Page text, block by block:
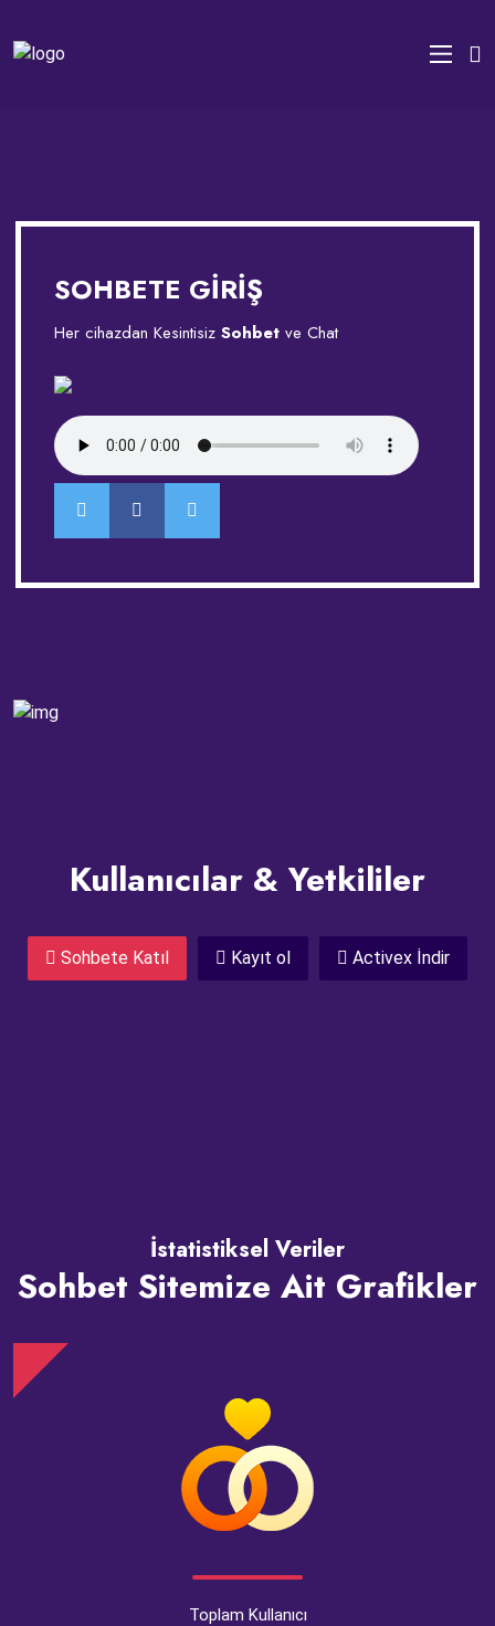
SOHBETE GİRİŞ
Her cihazdan Kesintisiz Sohbet ve Chat
Kullanıcılar & Yetkililer
Sohbete Katıl Kayıt ol Activex İndir
İstatistiksel Veriler
Sohbet Sitemize Ait Grafikler
Toplam Kullanıcı